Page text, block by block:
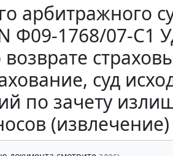
арбитражного
Ф09-1768/07-С1
суд
по зачету
(извлечение)